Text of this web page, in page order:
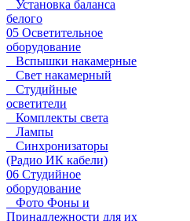
Установка баланса
белого
05 Осветительное
оборудование
Вспышки накамерные
Свет накамерный
Студийные
осветители
Комплекты света
Лампы
Синхронизаторы
(Радио ИК кабели)
06 Студийное
оборудование
Фото Фоны и
Принадлежности для их